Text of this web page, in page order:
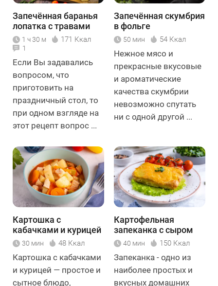
Запечённая баранья
лопатка с травами
1 ч 30 м 171 Ккал
1
Если Вы задавались
вопросом, что
приготовить на
праздничный стол, то
при одном взгляде на
этот рецепт вопрос ...
Запечённая скумбрия
в фольге
50 мин 54 Ккал
Нежное мясо и
прекрасные вкусовые
и ароматические
качества скумбрии
невозможно спутать
ни с одной другой ...
Картошка с
кабачками и курицей
30 мин 48 Ккал
Картошка с кабачками
и курицей — простое и
сытное блюдо,
Картофельная
запеканка с сыром
40 мин 150 Ккал
Запеканка - одно из
наиболее простых и
вкусных домашних